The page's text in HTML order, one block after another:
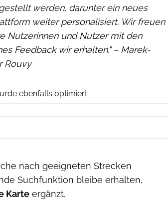
werden, darunter ein neues
weiter personalisiert. Wir freuen
Nutzerinnen und Nutzer mit den
Feedback wir erhalten." – Marek-
Rouvy
ebenfalls optimiert.
nach geeigneten Strecken
Suchfunktion bleibe erhalten,
Karte ergänzt.